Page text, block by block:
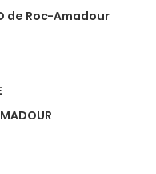
de Roc-Amadour